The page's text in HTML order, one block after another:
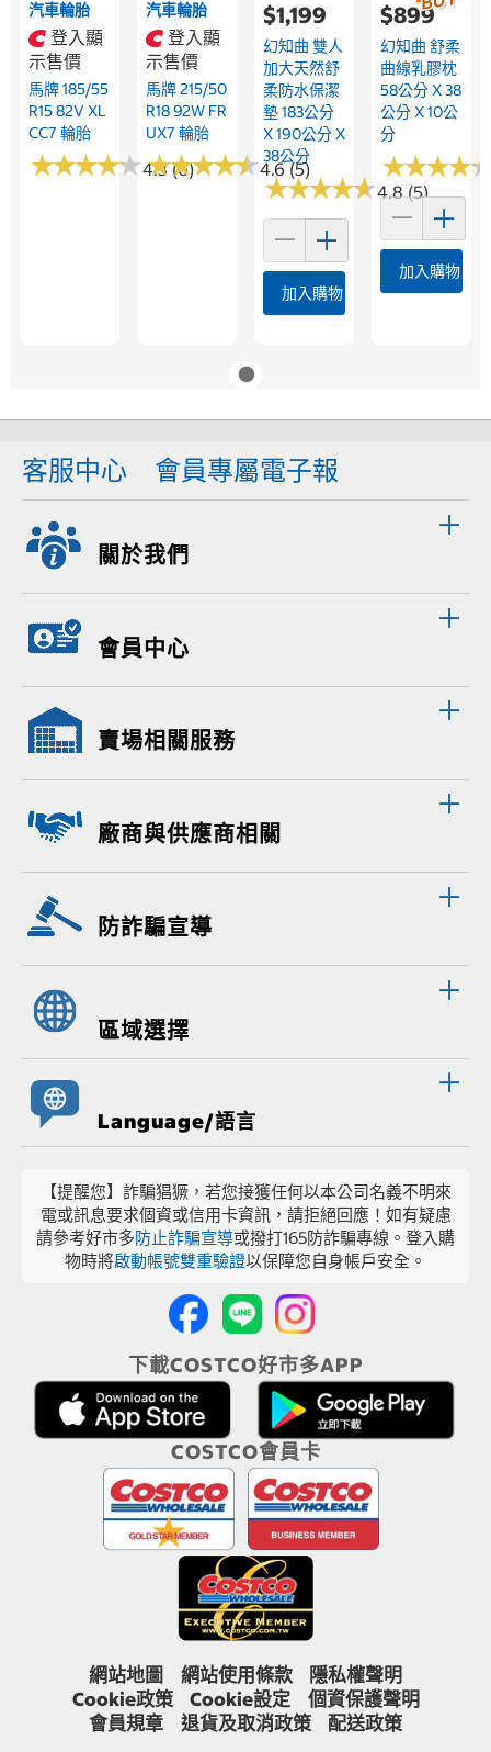
汽車輪胎
登入顯
示售價
馬牌 185/55
R15 82V XL
CC7 輪胎
★★★★★
★★★★★4.3 (6)
汽車輪胎
登入顯
示售價
馬牌 215/50
R18 92W FR
UX7 輪胎
★★★★★
★★★★★4.6 (5)
$1,199
幻知曲 雙人
加大天然舒
柔防水保潔
墊 183公分
X 190公分 X
38公分
★★★★★
★★★★★4.8 (5)
加入購物車
$899
幻知曲 舒柔
曲線乳膠枕
58公分 X 38
公分 X 10公
分
★★★★
★★★★
加入購物車
客服中心 會員專屬電子報
關於我們
會員中心
賣場相關服務
廠商與供應商相關
防詐騙宣導
區域選擇
Language/語言
【提醒您】詐騙猖獗，若您接獲任何以本公司名義不明來
電或訊息要求個資或信用卡資訊，請拒絕回應！如有疑慮
請參考好市多防止詐騙宣導或撥打165防詐騙專線。登入購
物時將啟動帳號雙重驗證以保障您自身帳戶安全。
下載COSTCO好市多APP
COSTCO會員卡
網站地圖 網站使用條款
隱私權聲明
Cookie政策
Cookie設定
個資保護聲明
會員規章
退貨及取消政策 配送政策